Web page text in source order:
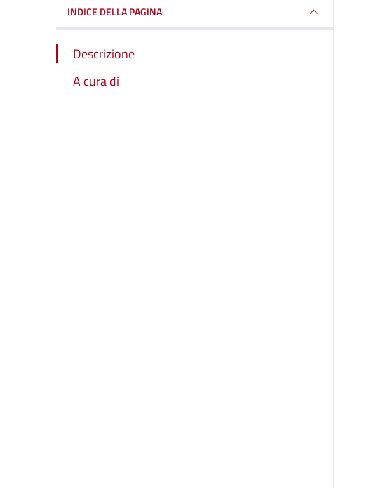
INDICE DELLA PAGINA
Descrizione
A cura di